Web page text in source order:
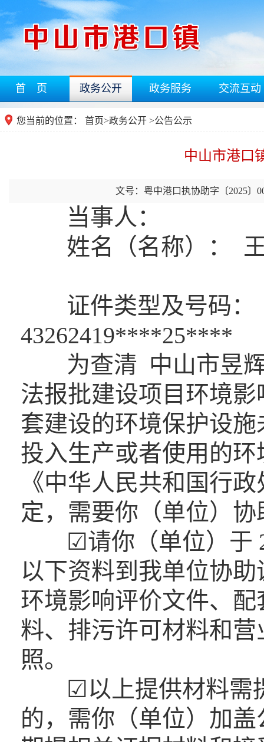
首 页 政务公开 政务服务 交流互动
您当前的位置： 首页>政务公开 >公告公示
中山市港口
文号：粤中港口执协助字〔2025〕
当事人：
姓名（名
证件类型及号码
为查清 中山市昱
法报批建设项目环境
套建设的环境保护设
投入生产或者使用的
《中华人民共和国行
定，需要你（单位）协
☑请你（单位）于
以下资料到我单位协
环境影响评价文件、
料、排污许可材料和营
照
☑以上提供材料需
的，需你（单位）加